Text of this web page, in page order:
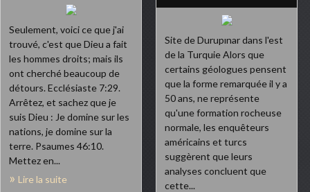
Seulement, voici ce que j'ai
trouvé, c'est que Dieu a fait
les hommes droits; mais ils
ont cherché beaucoup de
détours. Ecclésiaste 7:29.
Arrêtez, et sachez que je
suis Dieu : Je domine sur les
nations, je domine sur la
terre. Psaumes 46:10.
Mettez en...
Lire la suite
Site de Durupınar dans l'est
de la Turquie Alors que
certains géologues pensent
que la forme remarquée il y a
50 ans, ne représente
qu'une formation rocheuse
normale, les enquêteurs
américains et turcs
suggèrent que leurs
analyses concluent que
cette...